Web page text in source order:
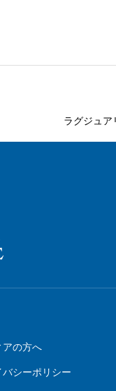
ラグジュア
アの方へ
バシーポリシー